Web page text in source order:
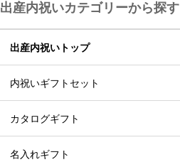
出産内祝いカテゴリーから探す
出産内祝いトップ
内祝いギフトセット
カタログギフト
名入れギフト